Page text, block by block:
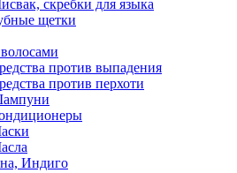
скребки для языка
щетки
против выпадения
против перхоти
Индиго